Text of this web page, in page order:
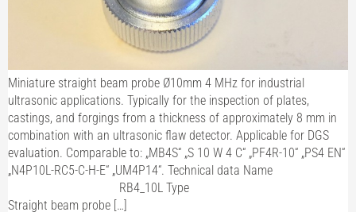
Miniature straight beam probe Ø10mm 4 MHz for industrial
ultrasonic applications. Typically for the inspection of plates,
castings, and forgings from a thickness of approximately 8 mm in
combination with an ultrasonic flaw detector. Applicable for DGS
evaluation. Comparable to: „MB4S“ „S 10 W 4 C“ „PF4R-10“ „PS4 EN“
„N4P10L-RC5-C-H-E“ „UM4P14“. Technical data Name
RB4_10L Type
Straight beam probe […]